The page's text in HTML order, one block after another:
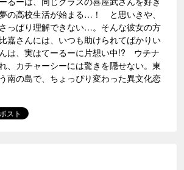
の高校生活が始まる…！ と思いきや、
っぱり理解できない…。そんな彼女の方
嘉さんには、いつも助けられてばかりい
は、実はてーるーに片想い中!? ウチナ
、カチャーシーには驚きを隠せない。東
南の島で、ちょっぴり変わった異文化恋